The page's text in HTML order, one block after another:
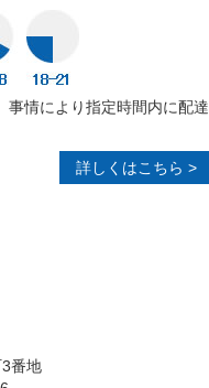
事情により指定時間内に配達
詳しくはこちら >
番地